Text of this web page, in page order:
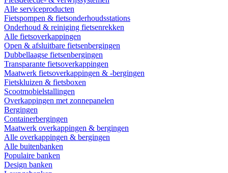
Alle serviceproducten
Fietspompen & fietsonderhoudsstations
Onderhoud & reiniging fietsenrekken
Alle fietsoverkappingen
Open & afsluitbare fietsenbergingen
Dubbellaagse fietsenbergingen
Transparante fietsoverkappingen
Maatwerk fietsoverkappingen & -bergingen
Fietskluizen & fietsboxen
Scootmobielstallingen
Overkappingen met zonnepanelen
Bergingen
Containerbergingen
Maatwerk overkappingen & bergingen
Alle overkappingen & bergingen
Alle buitenbanken
Populaire banken
Design banken